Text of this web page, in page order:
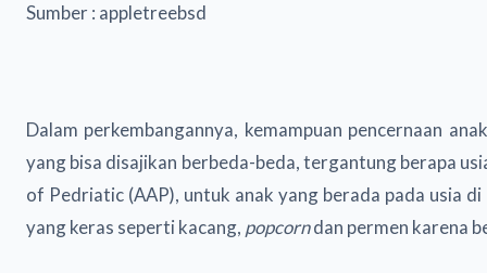
Sumber : appletreebsd
Dalam perkembangannya, kemampuan pencernaan
yang bisa disajikan berbeda-beda, tergantung berapa
of Pedriatic (AAP), untuk anak yang berada pada usia
yang keras seperti kacang, popcorndan permen karena